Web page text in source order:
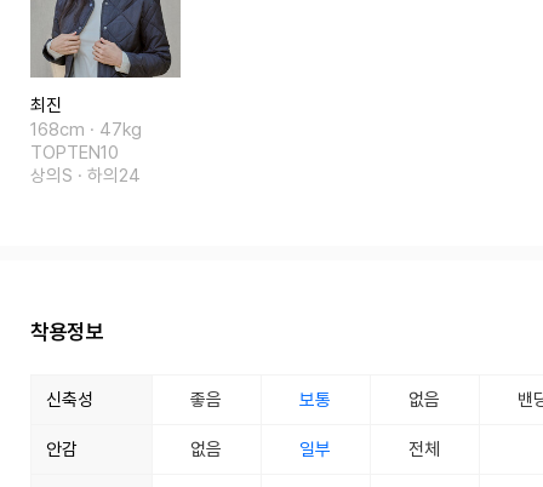
최진
168cm · 47kg
TOPTEN10
상의S · 하의24
착용정보
신축성 좋음 보통 없음 밴
안감 없음 일부 전체